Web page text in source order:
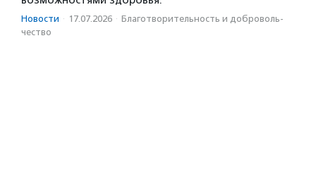
Новости · 17.07.2026 · Благотвори­тель­ность и доброволь­
чест­во